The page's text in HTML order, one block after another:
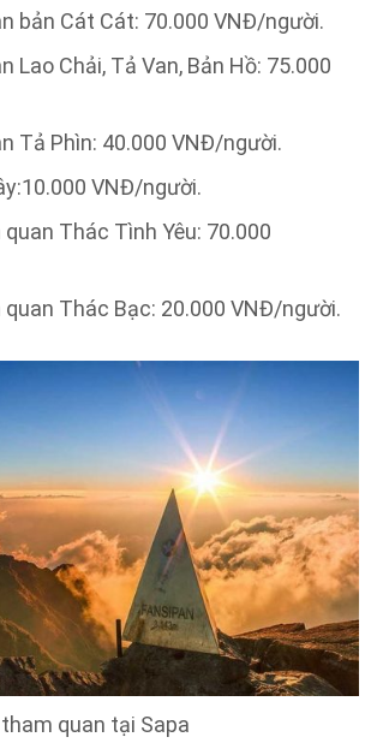
bản Cát Cát: 70.000 VNĐ/người.
Lao Chải, Tả Van, Bản Hồ: 75.000
Tả Phìn: 40.000 VNĐ/người.
VNĐ/người.
Thác Tình Yêu: 70.000
quan Thác Bạc: 20.000 VNĐ/người.
quan tại Sapa